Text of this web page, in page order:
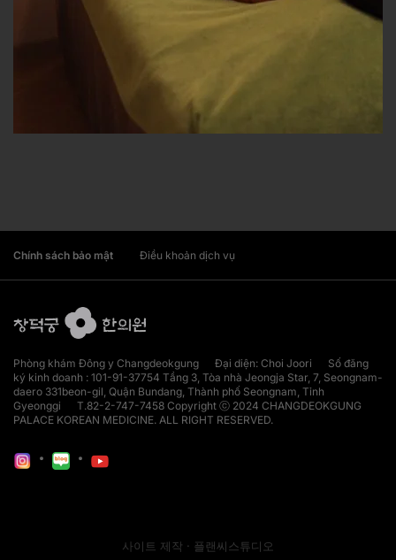
Chính sách bảo mật Điều khoản dịch vụ
Phòng khám Đông y Changdeokgung Đại diện: Choi Joori Số đăng
ký kinh doanh : 101-91-37754 Tầng 3, Tòa nhà Jeongja Star, 7, Seongnam-
daero 331beon-gil, Quận Bundang, Thành phố Seongnam, Tỉnh
Gyeonggi T.82-2-747-7458 Copyright ⓒ 2024 CHANGDEOKGUNG
PALACE KOREAN MEDICINE. ALL RIGHT RESERVED.
사이트 제작 · 플랜씨스튜디오